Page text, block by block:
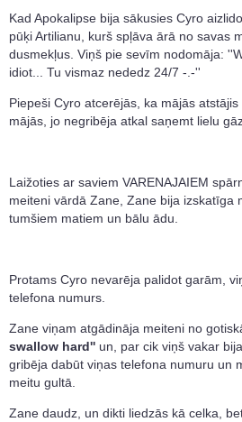
Kad Apokalipse bija sākusies Cyro
pūķi Artilianu, kurš spļāva ārā no savas
dusmekļus. Viņš pie sevīm nodomāja:
idiot... Tu vismaz nededz 24/7 -.-''
Piepeši Cyro atcerējās, ka mājās
mājās, jo negribēja atkal saņemt lielu
Laižoties ar saviem VARENAJAIEM
meiteni vārdā Zane, Zane bija izskatīga
tumšiem matiem un bālu ādu.
Protams Cyro nevarēja palidot garām,
telefona numurs.
Zane viņam atgādināja meiteni no
swallow hard'' un, par cik viņš vakar
gribēja dabūt viņas telefona numuru un
meitu gultā.
Zane daudz, un dikti liedzās kā celka,